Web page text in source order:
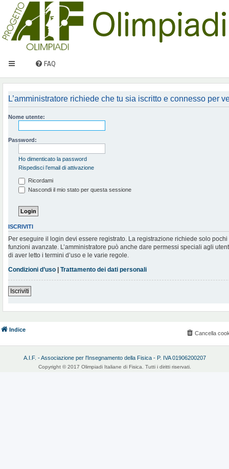
FAQ
L’amministratore richiede che tu sia iscritto e connesso per
Nome utente:
Password:
Ho dimenticato la password
Rispedisci l’email di attivazione
Ricordami
Nascondi il mio stato per questa sessione
ISCRIVITI
Per eseguire il login devi essere registrato. La registrazione richiede solo
funzioni avanzate. L’amministratore può anche dare permessi speciali agli
di aver letto i termini d’uso e le varie regole.
Condizioni d’uso | Trattamento dei dati personali
Iscriviti
Indice
Cancella
A.I.F. - Associazione per l'Insegnamento della Fisica - P. IVA 01906200207
Copyright © 2017 Olimpiadi Italiane di Fisica. Tutti i diritti riservati.